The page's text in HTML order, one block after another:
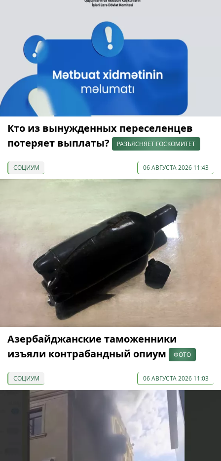
Кто из вынужденных переселенцев
потеряет выплаты?
РАЗЪЯСНЯЕТ ГОСКОМИТЕТ
СОЦИУМ 06 АВГУСТА 2026 11:43
Азербайджанские таможенники
изъяли контрабандный опиум
ФОТО
СОЦИУМ 06 АВГУСТА 2026 11:03